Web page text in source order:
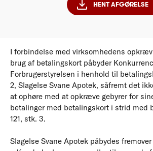
HENT AFGØRELSE
I forbindelse med virksomhedens
brug af betalingskort påbyder
Forbrugerstyrelsen i henhold til
2, Slagelse Svane Apotek, såfremt det
at ophøre med at opkræve gebyrer for
betalinger med betalingskort i strid med
121, stk. 3.
Slagelse Svane Apotek påbydes